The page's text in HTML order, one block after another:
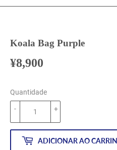
Koala Bag Purple
¥8,900
Quantidade
+
-
ADICIONAR AO